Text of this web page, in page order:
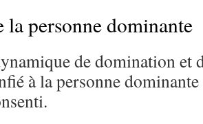
la personne dominante
de domination et
à la personne dominante